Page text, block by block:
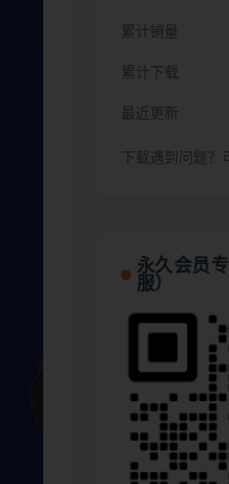
累计销量
累计下载
最近更新
下载遇到问题
永久会员
服）